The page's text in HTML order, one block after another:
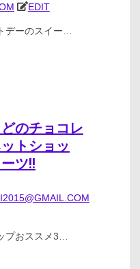
EDIT
デーのスイー…
のチョコレ
トショッ
ツ!!
プおススメ3…